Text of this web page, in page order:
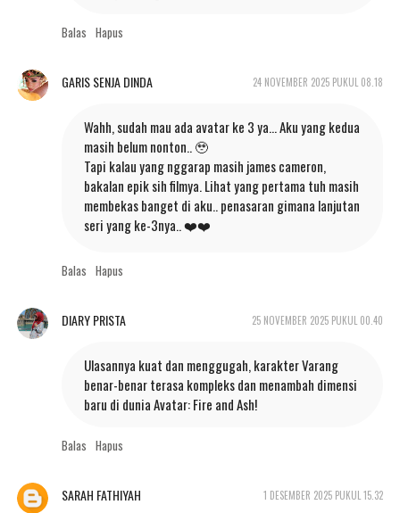
Balas Hapus
GARIS SENJA DINDA 24 NOVEMBER 2025 PUKUL 08.18
Wahh, sudah mau ada avatar ke 3 ya... Aku yang kedua
masih belum nonton.. 🥹
Tapi kalau yang nggarap masih james cameron,
bakalan epik sih filmya. Lihat yang pertama tuh masih
membekas banget di aku.. penasaran gimana lanjutan
seri yang ke-3nya.. ❤️❤️
Balas Hapus
DIARY PRISTA 25 NOVEMBER 2025 PUKUL 00.40
Ulasannya kuat dan menggugah, karakter Varang
benar-benar terasa kompleks dan menambah dimensi
baru di dunia Avatar: Fire and Ash!
Balas Hapus
SARAH FATHIYAH 1 DESEMBER 2025 PUKUL 15.32